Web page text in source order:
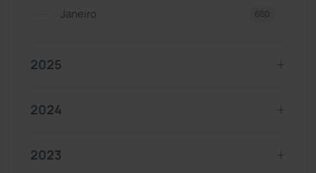
Janeiro 660
2025
2024
2023